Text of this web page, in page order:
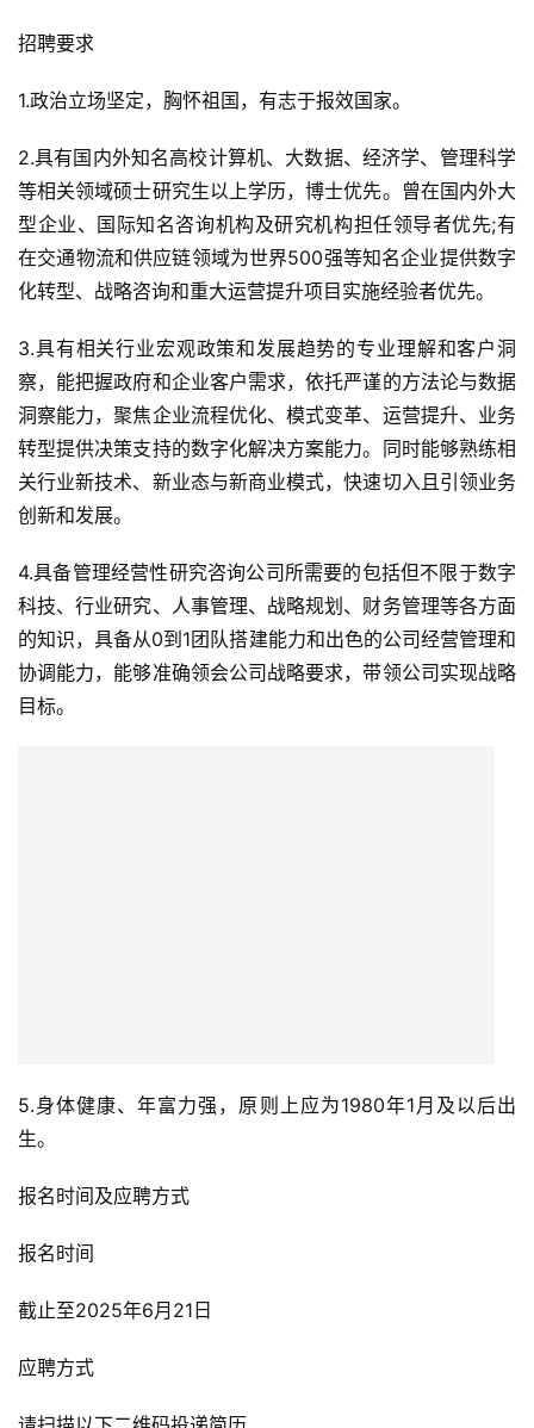
招聘要求
1.政治立场坚定，胸怀祖国，有志于报效国家。
2.具有国内外知名高校计算机、大数据、经济学、管理科学
等相关领域硕士研究生以上学历，博士优先。曾在国内外大
型企业、国际知名咨询机构及研究机构担任领导者优先;有
在交通物流和供应链领域为世界500强等知名企业提供数字
化转型、战略咨询和重大运营提升项目实施经验者优先。
3.具有相关行业宏观政策和发展趋势的专业理解和客户洞
察，能把握政府和企业客户需求，依托严谨的方法论与数据
洞察能力，聚焦企业流程优化、模式变革、运营提升、业务
转型提供决策支持的数字化解决方案能力。同时能够熟练相
关行业新技术、新业态与新商业模式，快速切入且引领业务
创新和发展。
4.具备管理经营性研究咨询公司所需要的包括但不限于数字
科技、行业研究、人事管理、战略规划、财务管理等各方面
的知识，具备从0到1团队搭建能力和出色的公司经营管理和
协调能力，能够准确领会公司战略要求，带领公司实现战略
目标。
5.身体健康、年富力强，原则上应为1980年1月及以后出
生。
报名时间及应聘方式
报名时间
截止至2025年6月21日
应聘方式